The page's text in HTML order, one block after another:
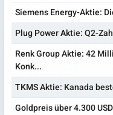
Siemens Energy-Aktie:
Plug Power Aktie: Q2-
Renk Group Aktie: 42
Konk...
TKMS Aktie: Kanada
Goldpreis über 4.300